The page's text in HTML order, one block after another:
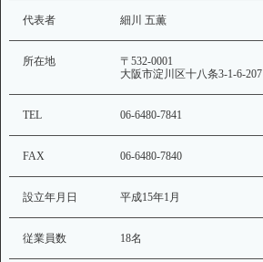
代表者 細川 五薫
所在地
〒532-0001
大阪市淀川区十八条3-1-6-207
TEL 06-6480-7841
FAX 06-6480-7840
設立年月日 平成15年1月
従業員数 18名